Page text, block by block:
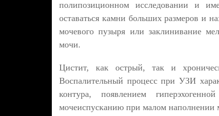
полипозиционном исследовании и
оставаться камни больших размеров и
мочевого пузыря или заклинивание
мочи.
Цистит, как острый, так и
Воспалительный процесс при УЗИ
контура, появлением
мочеиспусканию при малом наполнении